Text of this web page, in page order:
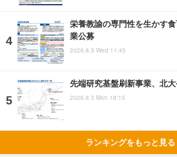
栄養教諭の専門性を生かす
業公募
2026.8.5 Wed 11:45
先端研究基盤刷新事業、北
2026.8.3 Mon 18:15
ランキングをもっと見る